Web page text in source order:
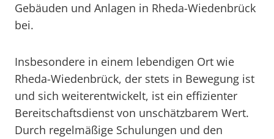
Gebäuden und Anlagen in Rheda-Wiedenbrück
bei.
Insbesondere in einem lebendigen Ort wie
Rheda-Wiedenbrück, der stets in Bewegung ist
und sich weiterentwickelt, ist ein effizienter
Bereitschaftsdienst von unschätzbarem Wert.
Durch regelmäßige Schulungen und den